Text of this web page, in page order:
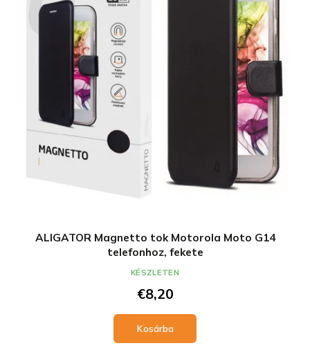
ALIGATOR Magnetto tok Motorola Moto G14
telefonhoz, fekete
€8,20
Kosárba
KÉSZLETEN